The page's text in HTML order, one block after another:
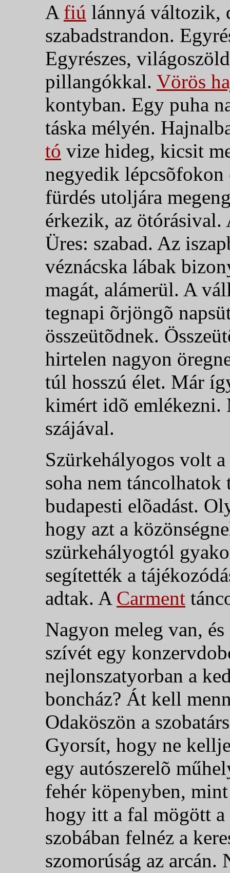
A fiú lánnyá változik,
szabadstrandon.
Egyrészes,
pillangókkal. Vörös
kontyban. Egy puha
táska mélyén.
tó vize hideg, kicsit
negyedik
fürdés utoljára
érkezik, az ötórásival.
Üres: szabad. Az
véznácska lábak
magát, alámerül. A
tegnapi õrjöngõ
összeütõdnek.
hirtelen nagyon
túl hosszú élet. Már
kimért idõ emlékezni.
szájával.
Szürkehályogos volt
soha nem
budapesti elõadást.
hogy azt a
szürkehályogtól
segítették a
adtak. A Carment
Nagyon meleg van,
szívét egy
nejlonszatyorban a
boncház? Át kell
Odaköszön a
Gyorsít, hogy ne
egy autószerelõ
fehér köpenyben,
hogy itt a fal mögött a
szobában felnéz a
szomorúság az arcán.